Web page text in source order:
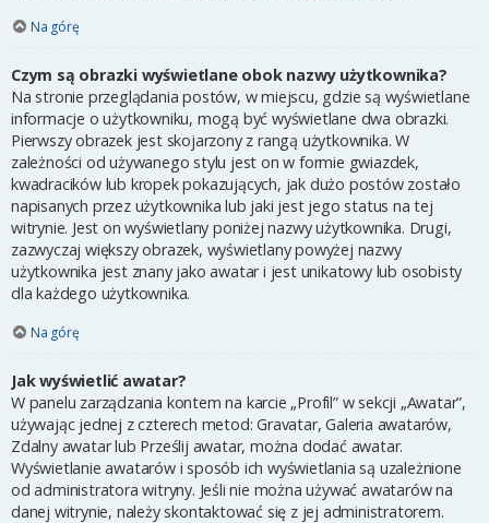
Na górę
Czym są obrazki wyświetlane obok nazwy użytkownika?
Na stronie przeglądania postów, w miejscu, gdzie są wyświetlane
informacje o użytkowniku, mogą być wyświetlane dwa obrazki.
Pierwszy obrazek jest skojarzony z rangą użytkownika. W
zależności od używanego stylu jest on w formie gwiazdek,
kwadracików lub kropek pokazujących, jak dużo postów zostało
napisanych przez użytkownika lub jaki jest jego status na tej
witrynie. Jest on wyświetlany poniżej nazwy użytkownika. Drugi,
zazwyczaj większy obrazek, wyświetlany powyżej nazwy
użytkownika jest znany jako awatar i jest unikatowy lub osobisty
dla każdego użytkownika.
Na górę
Jak wyświetlić awatar?
W panelu zarządzania kontem na karcie „Profil” w sekcji „Awatar”,
używając jednej z czterech metod: Gravatar, Galeria awatarów,
Zdalny awatar lub Prześlij awatar, można dodać awatar.
Wyświetlanie awatarów i sposób ich wyświetlania są uzależnione
od administratora witryny. Jeśli nie można używać awatarów na
danej witrynie, należy skontaktować się z jej administratorem.